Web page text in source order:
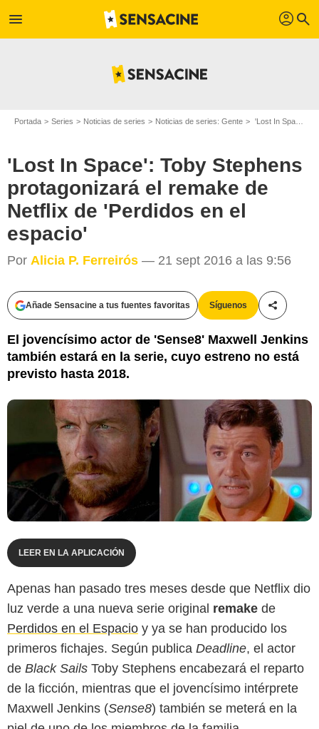
menu profil search
Portada Series Noticias de series Noticias de series: Gente 'Lost In Space': Toby Stephens protagonizará el remake de Netflix de 'Perdidos en el espacio'
'Lost In Space': Toby Stephens
protagonizará el remake de
Netflix de 'Perdidos en el
espacio'
Por Alicia P. Ferreirós — 21 sept 2016 a las 9:56
Añade Sensacine a tus fuentes favoritas Síguenos
El jovencísimo actor de 'Sense8' Maxwell Jenkins
también estará en la serie, cuyo estreno no está
previsto hasta 2018.
LEER EN LA APLICACIÓN
Apenas han pasado tres meses desde que Netflix dio
luz verde a una nueva serie original remake de
Perdidos en el Espacio y ya se han producido los
primeros fichajes. Según publica Deadline, el actor
de Black Sails Toby Stephens encabezará el reparto
de la ficción, mientras que el jovencísimo intérprete
Maxwell Jenkins (Sense8) también se meterá en la